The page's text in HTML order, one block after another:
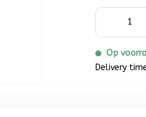
Op
Delivery